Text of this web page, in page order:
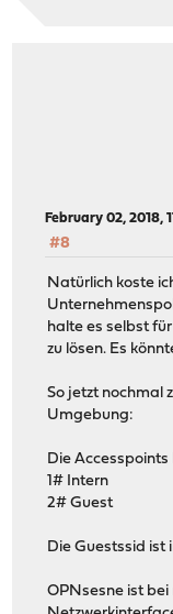
February 02, 2018,
#8
Natürlich koste
halte es selbst
zu lösen. Es
So jetzt nochmal
Umgebung:
Die Accesspoints
1# Intern
2# Guest
Die Guestssid ist
OPNsesne ist